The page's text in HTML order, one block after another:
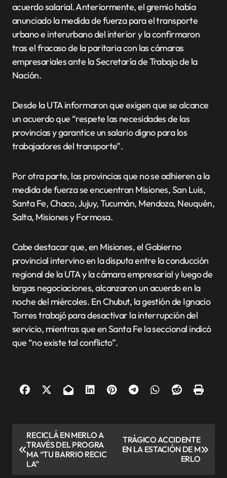
acuerdo salarial. Anteriormente, el gremio había
anunciado la medida de fuerza para el transporte
urbano e interurbano del interior y la confirmaron
tras el fracaso de la paritaria con las cámaras
empresariales ante la Secretaría de Trabajo de la
Nación.
Desde la UTA informaron que exigen que se alcance
un acuerdo que “respete las necesidades de las
provincias y garantice un salario digno para los
trabajadores del transporte”.
Por otra parte, las provincias que no se adhieren a la
medida de fuerza se encuentran Misiones, San Luis,
Santa Fe, Chaco, Jujuy, Tucumán, Mendoza, Neuquén,
Salta, Misiones y Formosa.
Cabe destacar que, en Misiones, el Gobierno
provincial intervino en la disputa entre la conducción
regional de la UTA y la cámara empresarial y luego de
largas negociaciones, alcanzaron un acuerdo en la
noche del miércoles. En Chubut, la gestión de Ignacio
Torres trabajó para desactivar la interrupción del
servicio, mientras que en Santa Fe la seccional indicó
que “no existe tal conflicto”.
a
RECICLÁ EN MERLO A
TRAVÉS DEL PROGRA
MA “TU BARRIO RECIC
LA”
TRÁGICO ACCIDENTE
EN LA ESTACIÓN DE M
ERLO